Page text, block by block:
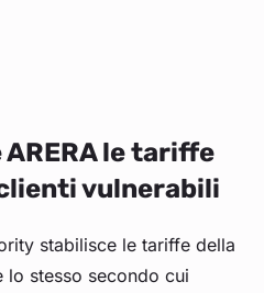
le tariffe
vulnerabili
stabilisce le tariffe della
lo stesso secondo cui